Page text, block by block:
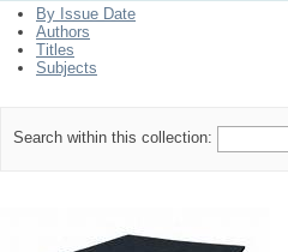
By Issue Date
Authors
Titles
Subjects
Search within this collection: